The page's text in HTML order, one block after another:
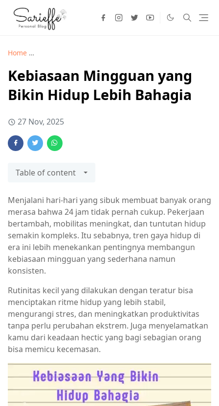
Home
Kebiasaan Mingguan yang
Bikin Hidup Lebih Bahagia
27 Nov, 2025
Table of content
Menjalani hari-hari yang sibuk membuat banyak orang
merasa bahwa 24 jam tidak pernah cukup. Pekerjaan
bertambah, mobilitas meningkat, dan tuntutan hidup
semakin kompleks. Itu sebabnya, tren gaya hidup di
era ini lebih menekankan pentingnya membangun
kebiasaan mingguan yang sederhana namun
konsisten.
Rutinitas kecil yang dilakukan dengan teratur bisa
menciptakan ritme hidup yang lebih stabil,
mengurangi stres, dan meningkatkan produktivitas
tanpa perlu perubahan ekstrem. Juga menyelamatkan
kamu dari keadaan hectic yang bagi sebagian orang
bisa memicu kecemasan.